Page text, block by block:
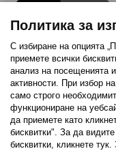
Последвайте ни:
FacebookTwitter
Политика за
С избиране на опцията
приемете всички
анализ на посещенията
активности. При избор
само строго
функциониране на
да приемете като
бисквитки". За да
бисквитки, кликнете